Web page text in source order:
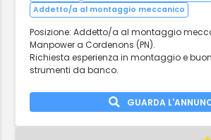
Addetto/a al montaggio meccanico
Posizione: Addetto/a al montaggio
Manpower a Cordenons (PN).
Richiesta esperienza in montaggio e
strumenti da banco.
GUARDA